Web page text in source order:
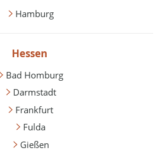
Hamburg
Hessen
Bad Homburg
Darmstadt
Frankfurt
Fulda
Gießen